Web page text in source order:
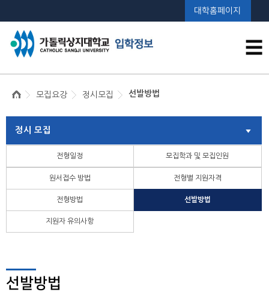
대학홈페이지
☰
모집요강 정시모집 선발방법
정시 모집
전형일정 모집학과 및 모집인원
원서접수 방법 전형별 지원자격
전형방법 선발방법
지원자 유의사항
선발방법